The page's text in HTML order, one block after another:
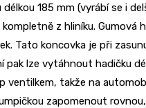
185 mm (vyrábí se i
z hliníku. Gumová
Tato koncovka je při
lze vytáhnout hadičku
ventilkem, takže na
zapomenout